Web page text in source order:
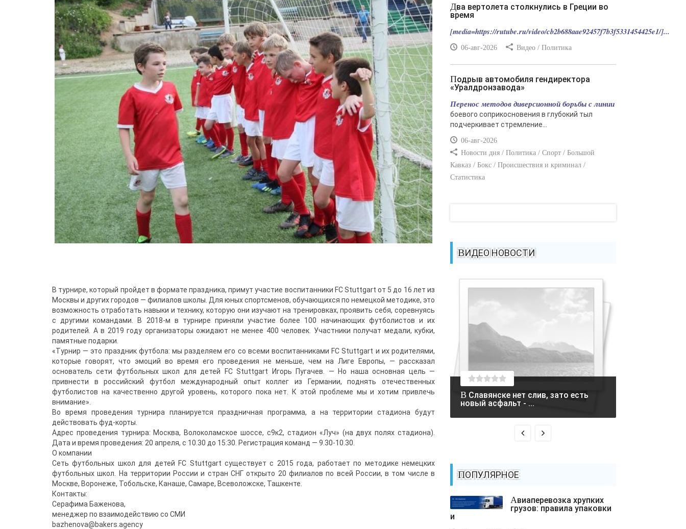
В турнире, который пройдет в формате праздника, примут участие воспитанники FC Stuttgart от 5 до 16 лет из
Москвы и других городов — филиалов школы. Для юных спортсменов, обучающихся по немецкой методике, это
возможность отработать навыки и технику, которую они изучают на тренировках, проявить себя, соревнуясь
с другими командами. В 2018-м в турнире приняли участие более 100 начинающих футболистов и их
родителей. А в 2019 году организаторы ожидают не менее 400 человек. Участники получат медали, кубки,
памятные подарки.
«Турнир — это праздник футбола: мы разделяем его со всеми воспитанниками FC Stuttgart и их родителями,
которые говорят, что эмоций во время его проведения не меньше, чем на Лиге Европы, — рассказал
основатель сети футбольных школ для детей FC Stuttgart Игорь Пугачев. — Но наша основная цель —
привнести в российский футбол международный опыт коллег из Германии, поднять отечественных
футболистов на качественно другой уровень, которого пока нет. К этой проблеме мы и хотим привлечь
внимание».
Во время проведения турнира планируется праздничная программа, а на территории стадиона будут
действовать фуд-корты.
Адрес проведения турнира: Москва, Волоколамское шоссе, с9к2, стадион «Луч» (на двух полях стадиона).
Дата и время проведения: 20 апреля, с 10.30 до 15:30. Регистрация команд — 9.30-10.30.
О компании
Сеть футбольных школ для детей FC Stuttgart существует с 2015 года, работает по методике немецких
футбольных школ. На территории России и стран СНГ открыто 20 филиалов по всей России, в том числе в
Москве, Воронеже, Тобольске, Канаше, Самаре, Всеволожске, Ташкенте.
Контакты:
Серафима Баженова,
менеджер по взаимодействию со СМИ
bazhenova@bakers.agency
Два вертолета столкнулись в Греции во
время
[media=https://rutube.ru/video/cb2b688aae92457f7b3f5331454425e1/]...
06-авг-2026 Видео / Политика
Подрыв автомобиля гендиректора
«Уралдронзавода»
Перенос методов диверсионной борьбы с линии
боевого соприкосновения в глубокий тыл
подчеркивает стремление...
06-авг-2026
Новости дня / Политика / Спорт / Большой
Кавказ / Бокс / Происшествия и криминал /
Статистика
ВИДЕО НОВОСТИ
В Славянске нет слив, зато есть
новый асфальт - ...
ПОПУЛЯРНОЕ
Авиаперевозка хрупких
грузов: правила упаковки
и